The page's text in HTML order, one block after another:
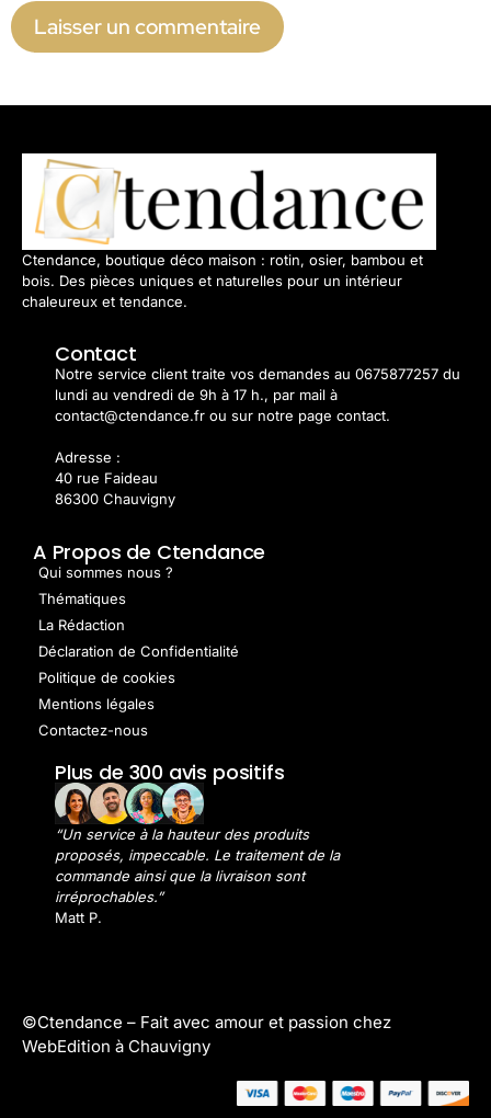
Ctendance, boutique déco maison : rotin, osier, bambou et
bois. Des pièces uniques et naturelles pour un intérieur
chaleureux et tendance.
Contact
Notre service client traite vos demandes au 0675877257 du
lundi au vendredi de 9h à 17 h., par mail à
contact@ctendance.fr ou sur notre page contact.
Adresse :
40 rue Faideau
86300 Chauvigny
A Propos de Ctendance
Qui sommes nous ?
Thématiques
La Rédaction
Déclaration de Confidentialité
Politique de cookies
Mentions légales
Contactez-nous
Plus de 300 avis positifs
“Un service à la hauteur des produits
proposés, impeccable. Le traitement de la
commande ainsi que la livraison sont
irréprochables.”
Matt P.
©Ctendance – Fait avec amour et passion chez
WebEdition à Chauvigny